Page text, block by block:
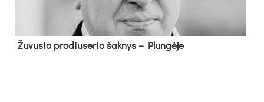
Žu­vu­sio pro­diu­se­rio šak­nys – Plun­gė­je